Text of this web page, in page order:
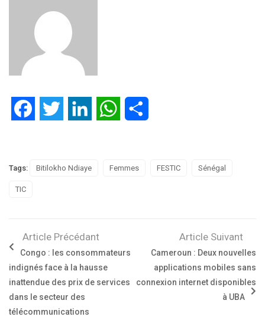
FacebookTwitter LinkedIn WhatsApp
Tags: Bitilokho Ndiaye Femmes FESTIC Sénégal
TIC
Article Précédant
Congo : les consommateurs
indignés face à la hausse
inattendue des prix de services
dans le secteur des
télécommunications
Article Suivant
Cameroun : Deux nouvelles
applications mobiles sans
connexion internet disponibles
à UBA